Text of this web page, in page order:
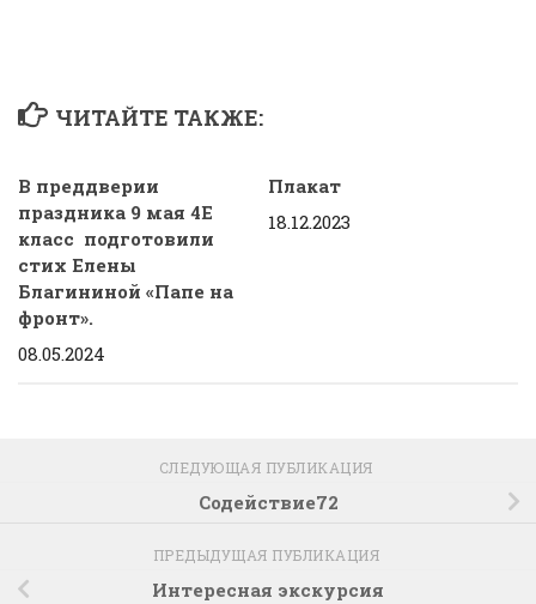
ЧИТАЙТЕ ТАКЖЕ:
В преддверии
праздника 9 мая 4Е
класс подготовили
стих Елены
Благининой «Папе на
фронт».
08.05.2024
Плакат
18.12.2023
СЛЕДУЮЩАЯ ПУБЛИКАЦИЯ
Содействие72
ПРЕДЫДУЩАЯ ПУБЛИКАЦИЯ
Интересная экскурсия